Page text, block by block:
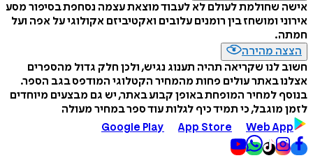
אישה שחולמת לעולם לא לעבוד מוצאת עצמה נסחפת בסיפור מסע
אירוני ומושחז בין רומנים עלובים ואקטיביזם אקולוגי על אפה ועל
חמתה.
הצצה מהירה
חשוב לנו שקריאה תהיה תענוג נגיש, ולכן חלק גדול מהספרים
אצלנו באתר עולים פחות מהמחיר הקטלוגי המודפס בגב הספר.
בנוסף למחיר המופחת באופן קבוע באתר, יש גם מבצעים מיוחדים
לזמן מוגבל, כי תמיד כיף לגלות עוד ספר במחיר מעולה
Google Play
App Store Web App